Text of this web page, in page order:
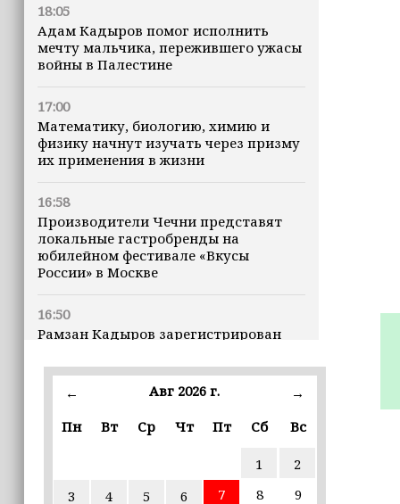
18:05
Адам Кадыров помог исполнить
мечту мальчика, пережившего ужасы
войны в Палестине
17:00
Математику, биологию, химию и
физику начнут изучать через призму
их применения в жизни
16:58
Производители Чечни представят
локальные гастробренды на
юбилейном фестивале «Вкусы
России» в Москве
16:50
Рамзан Кадыров зарегистрирован
16:47
землетрясения, рассказала
16:12
← Авг 2026 г.
→
Пн
Вт Ср Чт Пт Сб Вс
1
2
3
4 5 6 7 8
9